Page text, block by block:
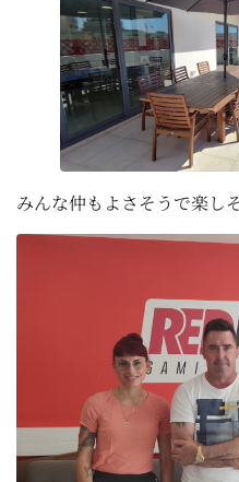
みんな仲もよさそうで楽し